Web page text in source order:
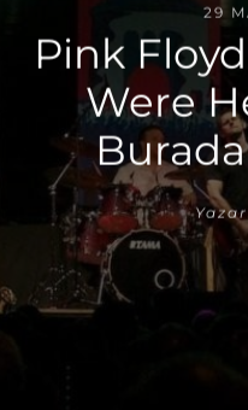
29
Pink
Were
Burada